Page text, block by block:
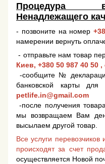
Процедура
Ненадлежащего
- позвоните на номер
намерении вернуть
- отправьте нам товар
Киев, +380 50 987 40 50 ,
-сообщите №
банковской карты для
petlife.in@gmail.com
-после получения
мы возвращаем Вам
высылаем другой товар.
Все услуги
происходят за счет
осуществляется Новой